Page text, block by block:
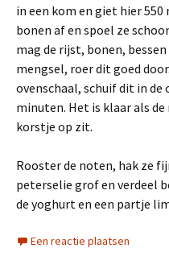
in een kom en giet hier
bonen af en spoel ze
mag de rijst, bonen,
mengsel, roer dit goed
ovenschaal, schuif dit in de
minuten. Het is klaar als
korstje op zit.
Rooster de noten, hak ze
peterselie grof en verdeel
de yoghurt en een partje
Een reactie plaatsen